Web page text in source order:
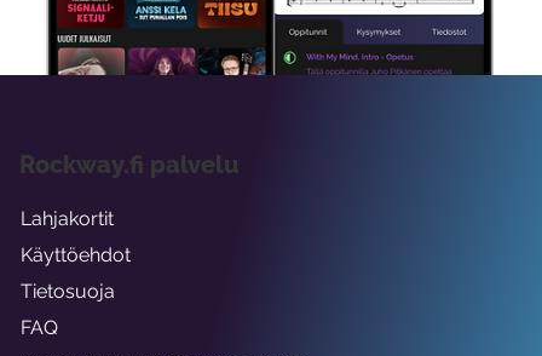
viikon ajaksi.
Rockway.fi palvelu
Lahjakortit
Käyttöehdot
Tietosuoja
FAQ